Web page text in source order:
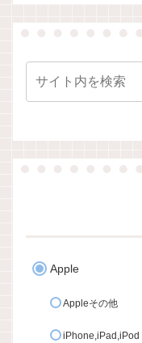
Apple
Appleその他
iPhone,iPad,iPod